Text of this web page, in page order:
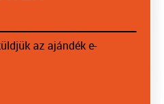
az ajándék e-